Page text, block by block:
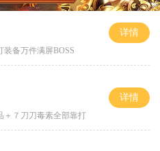
装备万件满屏BOSS
详情
＋７刀刀毒素全部靠打
详情